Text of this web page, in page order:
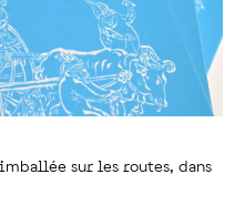
sur les routes, dans